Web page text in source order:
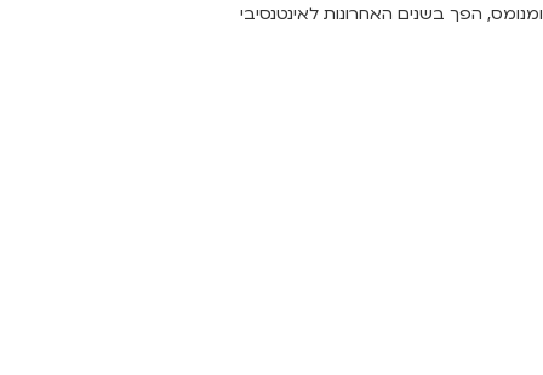
ומנומס, הפך בשנים האחרונות לאינטנסיבי